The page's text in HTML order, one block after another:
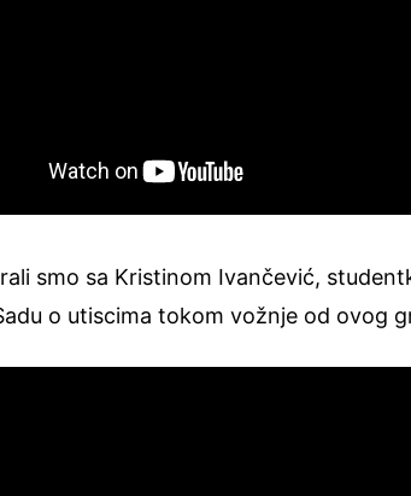
smo sa Kristinom Ivančević,
o utiscima tokom vožnje od ovog